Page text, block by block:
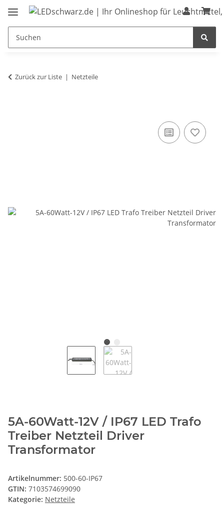
Zurück zur Liste Netzteile
5A-60Watt-12V / IP67 LED Trafo
Treiber Netzteil Driver
Transformator
Artikelnummer: 500-60-IP67
GTIN: 7103574699090
Kategorie: Netzteile